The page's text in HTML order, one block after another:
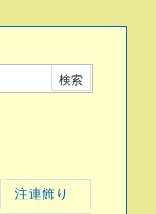
注連飾り